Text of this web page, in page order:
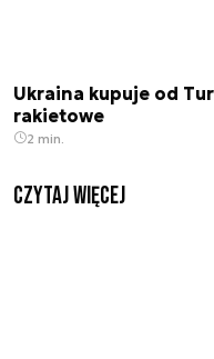
Ukraina kupuje od
rakietowe
2 min.
czytaj więcej